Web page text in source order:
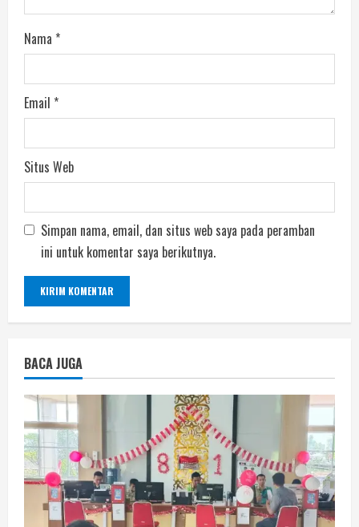
Nama *
Email *
Situs Web
Simpan nama, email, dan situs web saya pada peramban
ini untuk komentar saya berikutnya.
BACA JUGA